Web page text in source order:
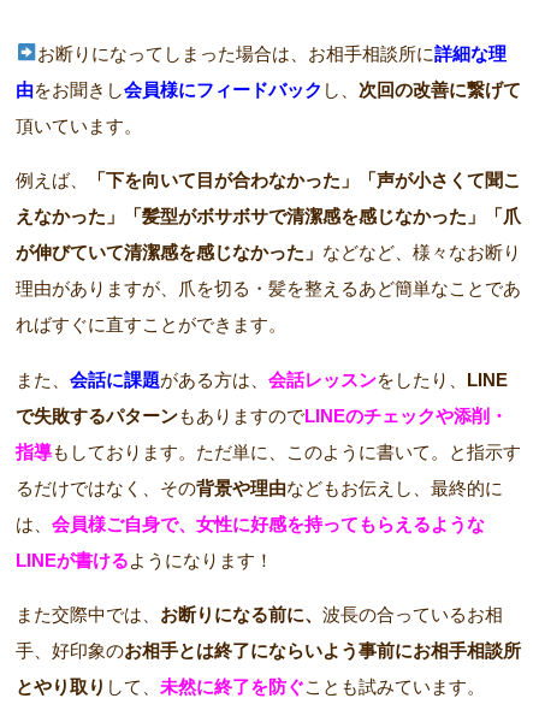
お断りになってしまった場合は、お相手相談所に詳細な理
由をお聞きし会員様にフィードバック し、次回の改善に繋げて
頂いています。
例えば、
「下を向いて目が合わなかった」「声が小さくて聞こ
えなかった」「髪型がボサボサで清潔感を感じなかった」「爪
が伸びていて清潔感を感じなかった」 などなど、様々なお断り
理由がありますが、爪を切る・髪を整えるあど簡単なことであ
ればすぐに直すことができます。
また、会話に課題がある方は、会話レッスンをしたり、 LINE
で失敗するパターンもありますのでLINEのチェックや添削・
指導もしております。ただ単に、このように書いて。と指示す
るだけではなく、その背景や理由などもお伝えし、最終的に
は、会員様ご自身で、女性に好感を持ってもらえるような
LINEが書けるようになります！
また交際中では、 お断りになる前に、波長の合っているお相
手、好印象のお相手とは終了にならいよう事前にお相手相談所
とやり取り して、未然に終了を防ぐことも試みています。